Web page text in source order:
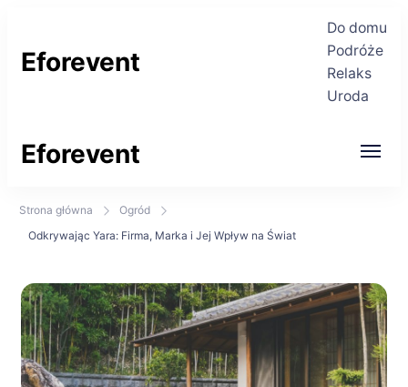
Eforevent
Do domu
Podróże
Relaks
Uroda
Eforevent
Najświeższe informacje
Strona główna
Ogród
Odkrywając Yara: Firma, Marka i Jej Wpływ na Świat